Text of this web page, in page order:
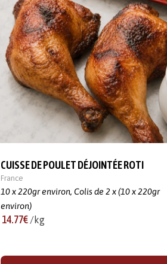
CUISSE DE POULET DÉJOINTÉE ROTI
France
10 x 220gr environ, Colis de 2 x (10 x 220gr
environ)
14.77€ /kg